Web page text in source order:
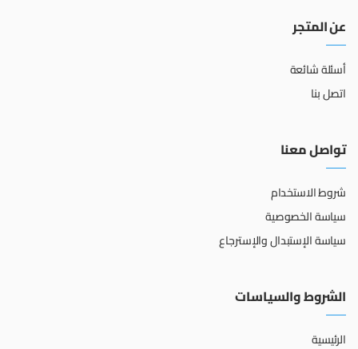
عن المتجر
أسئلة شائعة
اتصل بنا
تواصل معنا
شروط الاستخدام
سياسة الخصوصية
سياسة الإستبدال والإسترجاع
الشروط والسياسات
الرئيسية